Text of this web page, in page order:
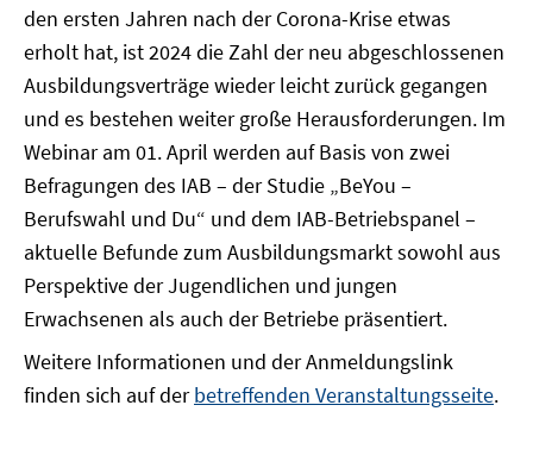
den ersten Jahren nach der Corona-Krise etwas
erholt hat, ist 2024 die Zahl der neu abgeschlossenen
Ausbildungsverträge wieder leicht zurück gegangen
und es bestehen weiter große Herausforderungen. Im
Webinar am 01. April werden auf Basis von zwei
Befragungen des IAB – der Studie „BeYou –
Berufswahl und Du“ und dem IAB-Betriebspanel –
aktuelle Befunde zum Ausbildungsmarkt sowohl aus
Perspektive der Jugendlichen und jungen
Erwachsenen als auch der Betriebe präsentiert.
Weitere Informationen und der Anmeldungslink
finden sich auf derbetreffenden Veranstaltungsseite.